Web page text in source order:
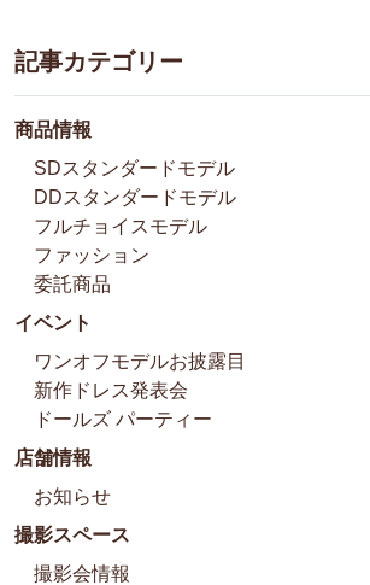
記事カテゴリー
商品情報
SDスタンダードモデル
DDスタンダードモデル
フルチョイスモデル
ファッション
委託商品
イベント
ワンオフモデルお披露目
新作ドレス発表会
ドールズ パーティー
店舗情報
お知らせ
撮影スペース
撮影会情報